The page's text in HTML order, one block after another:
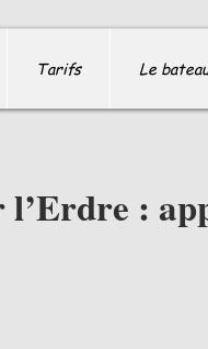
l’Erdre :
Tarifs Le